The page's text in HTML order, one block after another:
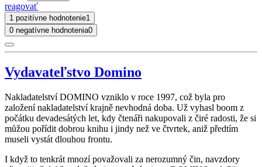
reagovať
1 pozitívne hodnotenie1
0 negatívne hodnotenia0
Vydavateľstvo Domino
Nakladatelství DOMINO vzniklo v roce 1997, což byla pro
založení nakladatelství krajně nevhodná doba. Už vyhasl boom z
počátku devadesátých let, kdy čtenáři nakupovali z čiré radosti, že si
můžou pořídit dobrou knihu i jindy než ve čtvrtek, aniž předtím
museli vystát dlouhou frontu.
I když to tenkrát mnozí považovali za nerozumný čin, navzdory